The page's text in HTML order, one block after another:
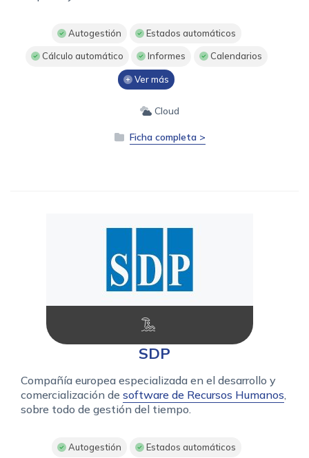
Autogestión Estados automáticos
Cálculo automático Informes Calendarios
Ver más
Cloud
Ficha completa >
SDP
Compañía europea especializada en el desarrollo y
comercialización de software de Recursos Humanos
sobre todo de gestión del tiempo.
Autogestión Estados automáticos